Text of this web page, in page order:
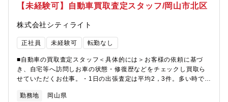
【未経験可】自動車買取査定スタッフ/岡山市北区
株式会社シティライト
正社員 未経験可 転勤なし
■自動車の買取査定スタッフ＜具体的には＞お客様の依頼に基づ
き、自宅等へ訪問しお車の状態・修復歴などをチェックし買取ら
せていただくお仕事。・1日の出張査定は平均2，3件。多い時で1
さまざまな車やたくさんのお客様と出会える仕事です。・接客で
勤務地 岡山県